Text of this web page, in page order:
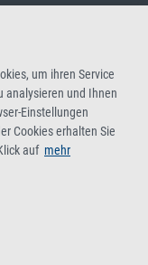
um ihren Service
analysieren und Ihnen
Einstellungen
Cookies erhalten Sie
auf mehr